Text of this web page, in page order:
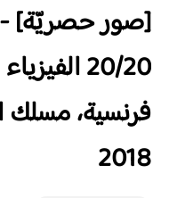
[صور حصريّة] -
20/20
فرنسية، مسلك
2018